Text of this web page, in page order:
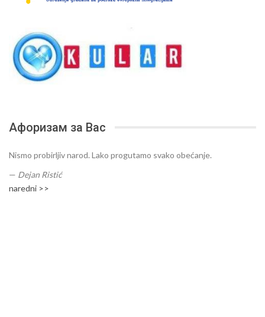
Афоризам за Вас
Nismo probirljiv narod. Lako progutamo svako obećanje.
— Dejan Ristić
naredni >>